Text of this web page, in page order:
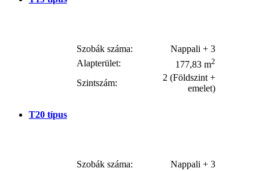
Szobák száma:
Nappali + 3
Alapterület:
177,83 m2
Szintszám:
2 (Földszint +
emelet)
T20 típus
Szobák száma:
Nappali + 3